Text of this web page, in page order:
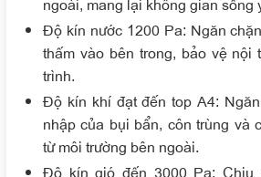
Độ kín nước 1200 Pa: Ngăn
thấm vào bên trong, bảo vệ nội
trình.
Độ kín khí đạt đến top A4:
nhập của bụi bẩn, côn trùng và
từ môi trường bên ngoài.
Độ kín gió đến 3000 Pa: Chịu